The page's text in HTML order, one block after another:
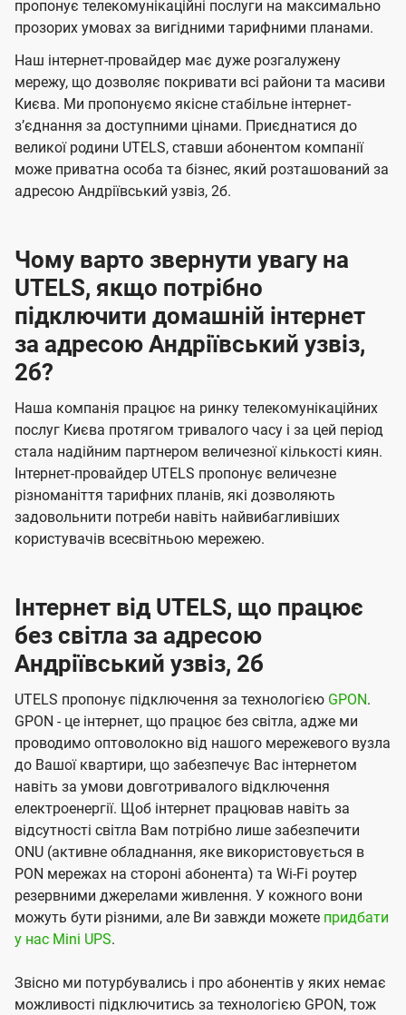
ї
U
t
e
l
s
а
ч
е
н
н
я
а
ч
е
н
н
я
пропонує телекомунікаційні послуги на максимально
прозорих умовах за вигідними тарифними планами.
Наш інтернет-провайдер має дуже розгалужену
мережу, що дозволяє покривати всі райони та масиви
Києва. Ми пропонуємо якісне стабільне інтернет-
зʼєднання за доступними цінами. Приєднатися до
великої родини UTELS, ставши абонентом компанії
може приватна особа та бізнес, який розташований за
адресою Андріївський узвіз, 2б.
Чому варто звернути увагу на
UTELS, якщо потрібно
підключити домашній інтернет
за адресою Андріївський узвіз,
2б?
Наша компанія працює на ринку телекомунікаційних
послуг Києва протягом тривалого часу і за цей період
стала надійним партнером величезної кількості киян.
Інтернет-провайдер UTELS пропонує величезне
різноманіття тарифних планів, які дозволяють
задовольнити потреби навіть найвибагливіших
користувачів всесвітньою мережею.
Інтернет від UTELS, що працює
без світла за адресою
Андріївський узвіз, 2б
UTELS пропонує підключення за технологією GPON.
GPON - це інтернет, що працює без світла, адже ми
проводимо оптоволокно від нашого мережевого вузла
до Вашої квартири, що забезпечує Вас інтернетом
навіть за умови довготривалого відключення
електроенергії. Щоб інтернет працював навіть за
відсутності світла Вам потрібно лише забезпечити
ONU (активне обладнання, яке використовується в
PON мережах на стороні абонента) та Wi-Fi роутер
резервними джерелами живлення. У кожного вони
можуть бути різними, але Ви завжди можете придбати
у нас Mini UPS.
Звісно ми потурбувались і про абонентів у яких немає
можливості підключитись за технологією GPON, тож